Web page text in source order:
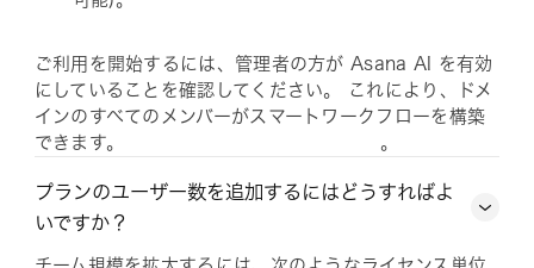
ご利用を開始するには、管理者の方が Asana AI を有効
にしていることを確認してください。 これにより、ドメ
インのすべてのメンバーがスマートワークフローを構築
できます。
。
プランのユーザー数を追加するにはどうすればよ
いですか？